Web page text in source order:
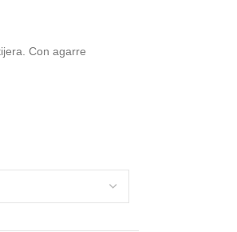
Con agarre